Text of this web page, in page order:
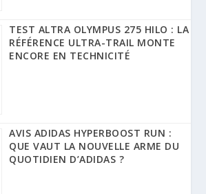
TEST ALTRA OLYMPUS 275 HILO : LA
RÉFÉRENCE ULTRA-TRAIL MONTE
ENCORE EN TECHNICITÉ
AVIS ADIDAS HYPERBOOST RUN :
QUE VAUT LA NOUVELLE ARME DU
QUOTIDIEN D’ADIDAS ?